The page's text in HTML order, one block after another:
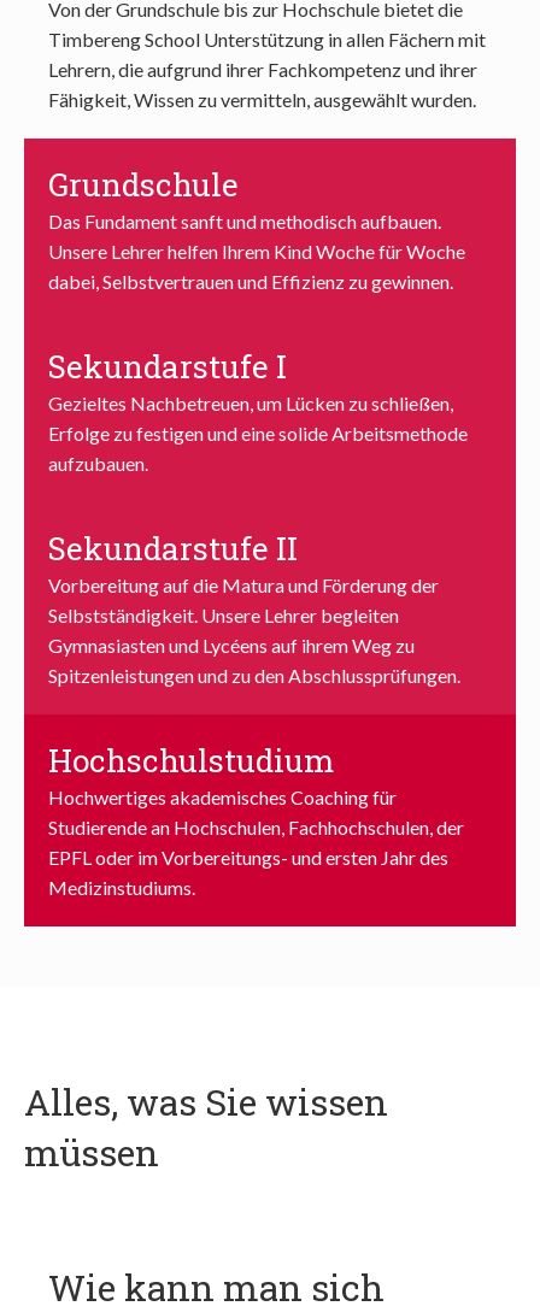
Von der Grundschule bis zur Hochschule bietet die
Timbereng School Unterstützung in allen Fächern mit
Lehrern, die aufgrund ihrer Fachkompetenz und ihrer
Fähigkeit, Wissen zu vermitteln, ausgewählt wurden.
Grundschule
Das Fundament sanft und methodisch aufbauen.
Unsere Lehrer helfen Ihrem Kind Woche für Woche
dabei, Selbstvertrauen und Effizienz zu gewinnen.
Sekundarstufe I
Gezieltes Nachbetreuen, um Lücken zu schließen,
Erfolge zu festigen und eine solide Arbeitsmethode
aufzubauen.
Sekundarstufe II
Vorbereitung auf die Matura und Förderung der
Selbstständigkeit. Unsere Lehrer begleiten
Gymnasiasten und Lycéens auf ihrem Weg zu
Spitzenleistungen und zu den Abschlussprüfungen.
Hochschulstudium
Hochwertiges akademisches Coaching für
Studierende an Hochschulen, Fachhochschulen, der
EPFL oder im Vorbereitungs- und ersten Jahr des
Medizinstudiums.
Alles, was Sie wissen
müssen
Wie kann man sich